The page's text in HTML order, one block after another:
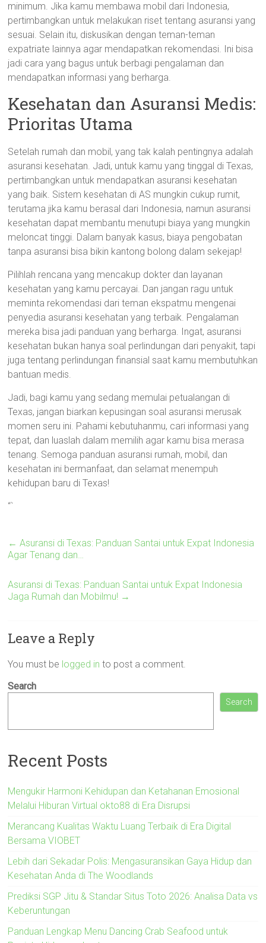
minimum. Jika kamu membawa mobil dari Indonesia,
pertimbangkan untuk melakukan riset tentang asuransi yang
sesuai. Selain itu, diskusikan dengan teman-teman
expatriate lainnya agar mendapatkan rekomendasi. Ini bisa
jadi cara yang bagus untuk berbagi pengalaman dan
mendapatkan informasi yang berharga.
Kesehatan dan Asuransi Medis:
Prioritas Utama
Setelah rumah dan mobil, yang tak kalah pentingnya adalah
asuransi kesehatan. Jadi, untuk kamu yang tinggal di Texas,
pertimbangkan untuk mendapatkan asuransi kesehatan
yang baik. Sistem kesehatan di AS mungkin cukup rumit,
terutama jika kamu berasal dari Indonesia, namun asuransi
kesehatan dapat membantu menutupi biaya yang mungkin
meloncat tinggi. Dalam banyak kasus, biaya pengobatan
tanpa asuransi bisa bikin kantong bolong dalam sekejap!
Pilihlah rencana yang mencakup dokter dan layanan
kesehatan yang kamu percayai. Dan jangan ragu untuk
meminta rekomendasi dari teman ekspatmu mengenai
penyedia asuransi kesehatan yang terbaik. Pengalaman
mereka bisa jadi panduan yang berharga. Ingat, asuransi
kesehatan bukan hanya soal perlindungan dari penyakit, tapi
juga tentang perlindungan finansial saat kamu membutuhkan
bantuan medis.
Jadi, bagi kamu yang sedang memulai petualangan di
Texas, jangan biarkan kepusingan soal asuransi merusak
momen seru ini. Pahami kebutuhanmu, cari informasi yang
tepat, dan luaslah dalam memilih agar kamu bisa merasa
tenang. Semoga panduan asuransi rumah, mobil, dan
kesehatan ini bermanfaat, dan selamat menempuh
kehidupan baru di Texas!
“`
← Asuransi di Texas: Panduan Santai untuk Expat Indonesia
Agar Tenang dan…
Asuransi di Texas: Panduan Santai untuk Expat Indonesia
Jaga Rumah dan Mobilmu! →
Leave a Reply
You must be logged in to post a comment.
Search
Search
Recent Posts
Mengukir Harmoni Kehidupan dan Ketahanan Emosional
Melalui Hiburan Virtual okto88 di Era Disrupsi
Merancang Kualitas Waktu Luang Terbaik di Era Digital
Bersama VIOBET
Lebih dari Sekadar Polis: Mengasuransikan Gaya Hidup dan
Kesehatan Anda di The Woodlands
Prediksi SGP Jitu & Standar Situs Toto 2026: Analisa Data vs
Keberuntungan
Panduan Lengkap Menu Dancing Crab Seafood untuk